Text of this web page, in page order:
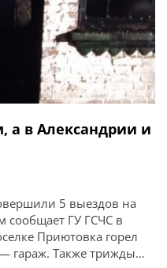
а в Александрии и
5 выездов на
сообщает ГУ ГСЧС в
Приютовка горел
гараж. Также трижды